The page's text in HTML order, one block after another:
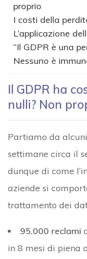
proprio
I costi della
L’applicazione
“Il GDPR è una
Nessuno è
Il GDPR ha
nulli? Non
Partiamo da
settimane circa il
dunque di come
aziende si
trattamento dei
95.000 reclami
in 8 mesi di piena